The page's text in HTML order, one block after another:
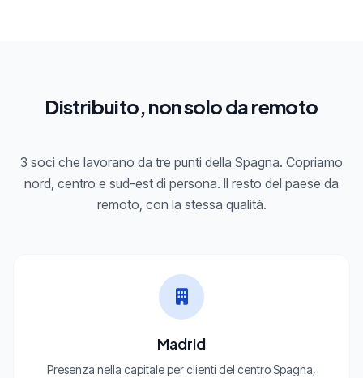
Distribuito, non solo da remoto
3 soci che lavorano da tre punti della Spagna. Copriamo
nord, centro e sud-est di persona. Il resto del paese da
remoto, con la stessa qualità.
Madrid
Presenza nella capitale per clienti del centro Spagna,